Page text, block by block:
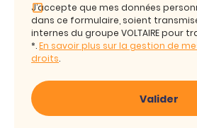
J’accepte que mes données
dans ce formulaire, soient
internes du groupe VOLTAIRE pour
*.En savoir plus sur la gestion de
droits.